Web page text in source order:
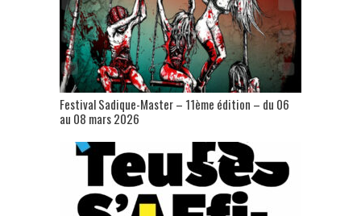
Festival Sadique-Master – 11ème édition – du 06
au 08 mars 2026